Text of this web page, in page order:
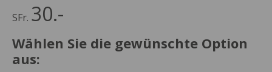
SFr. 30.-
Wählen Sie die gewünschte Option
aus: